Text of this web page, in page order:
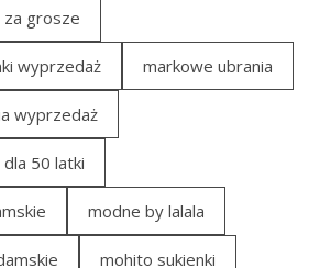
za grosze
wyprzedaż markowe ubrania
wyprzedaż
50 latki
modne by lalala
mohito sukienki